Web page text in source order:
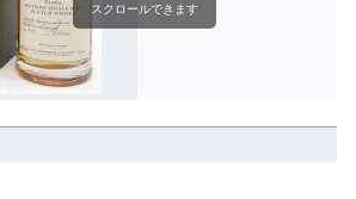
スクロールできます